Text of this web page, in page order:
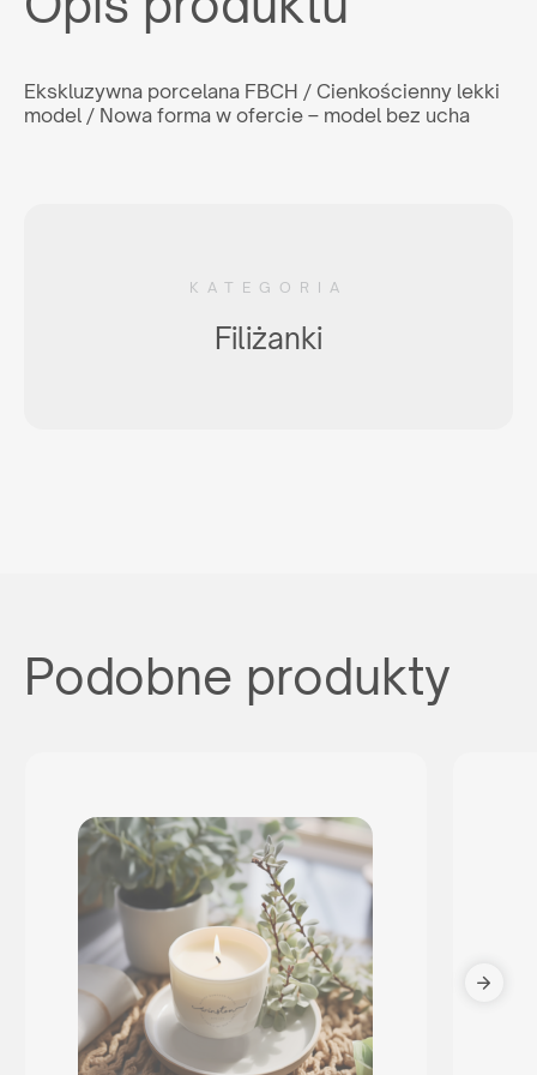
Ekskluzywna porcelana FBCH / Cienkościenny lekki
model / Nowa forma w ofercie – model bez ucha
KATEGORIA
Filiżanki
Podobne produkty
WSPÓŁPRACA
Jesteś